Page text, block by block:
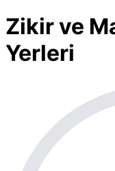
Zikir ve
Yerleri